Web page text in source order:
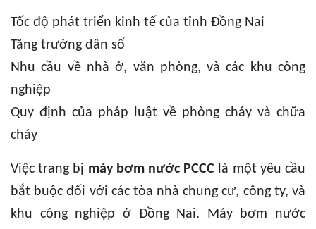
Tốc độ phát triển kinh tế của tỉnh Đồng Nai
Tăng trưởng dân số
Nhu cầu về nhà ở, văn phòng, và các khu công
nghiệp
Quy định của pháp luật về phòng cháy và chữa
cháy
Việc trang bị máy bơm nước PCCC là một yêu cầu
bắt buộc đối với các tòa nhà chung cư, công ty, và
khu công nghiệp ở Đồng Nai. Máy bơm nước